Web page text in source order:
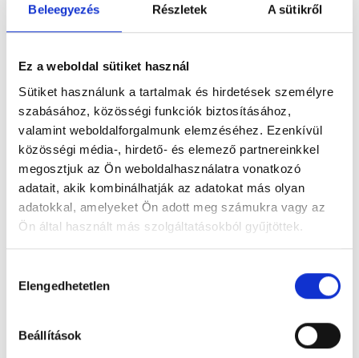
Beleegyezés Részletek A sütikről
Ez a weboldal sütiket használ
Sütiket használunk a tartalmak és hirdetések személyre
szabásához, közösségi funkciók biztosításához,
valamint weboldalforgalmunk elemzéséhez. Ezenkívül
közösségi média-, hirdető- és elemező partnereinkkel
megosztjuk az Ön weboldalhasználatra vonatkozó
adatait, akik kombinálhatják az adatokat más olyan
adatokkal, amelyeket Ön adott meg számukra vagy az
Ön által használt más szolgáltatásokból gyűjtöttek.
szabályzat:https://foglaljorvost.hu/info/foglaljorvost-
kiválasztása
Elengedhetetlen
Beállítások
Válassz szakterületet
Válassz helyszínt